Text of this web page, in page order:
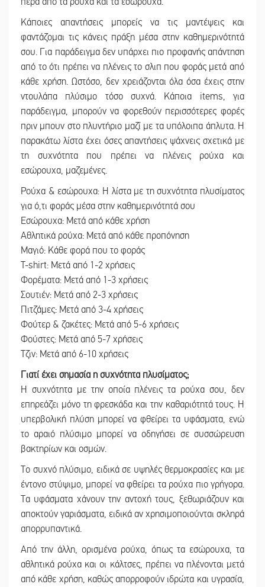
Κάποιες απαντήσεις μπορείς να τις μαντέψεις και
φαντάζομαι τις κάνεις πράξη μέσα στην καθημερινότητά
σου. Για παράδειγμα δεν υπάρχει πιο προφανής απάντηση
από το ότι πρέπει να πλένεις το σλιπ που φοράς μετά από
κάθε χρήση. Ωστόσο, δεν χρειάζονται όλα όσα έχεις στην
ντουλάπα πλύσιμο τόσο συχνά. Κάποια items, για
παράδειγμα, μπορούν να φορεθούν περισσότερες φορές
πριν μπουν στο πλυντήριο μαζί με τα υπόλοιπα άπλυτα. Η
παρακάτω λίστα έχει όσες απαντήσεις ψάχνεις σχετικά με
τη συχνότητα που πρέπει να πλένεις ρούχα και
εσώρουχα, μαζεμένες.
Ρούχα & εσώρουχα: Η λίστα με τη συχνότητα πλυσίματος
για ό,τι φοράς μέσα στην καθημερινότητά σου
Εσώρουχα: Μετά από κάθε χρήση
Αθλητικά ρούχα: Μετά από κάθε προπόνηση
Μαγιό: Κάθε φορά που το φοράς
T-shirt: Μετά από 1-2 χρήσεις
Φορέματα: Μετά από 1-3 χρήσεις
Σουτιέν: Μετά από 2-3 χρήσεις
Πιτζάμες: Μετά από 3-4 χρήσεις
Φούτερ & ζακέτες: Μετά από 5-6 χρήσεις
Φούστες: Μετά από 5-7 χρήσεις
Τζιν: Μετά από 6-10 χρήσεις
Γιατί έχει σημασία η συχνότητα πλυσίματος;
Η συχνότητα με την οποία πλένεις τα ρούχα σου, δεν
επηρεάζει μόνο τη φρεσκάδα και την καθαριότητά τους. Η
υπερβολική πλύση μπορεί να φθείρει τα υφάσματα, ενώ
το αραιό πλύσιμο μπορεί να οδηγήσει σε συσσώρευση
βακτηρίων και οσμών.
Το συχνό πλύσιμο, ειδικά σε υψηλές θερμοκρασίες και με
έντονο στύψιμο, μπορεί να φθείρει τα ρούχα πιο γρήγορα.
Τα υφάσματα χάνουν την αντοχή τους, ξεθωριάζουν και
αποκτούν γαριάσματα, ειδικά αν χρησιμοποιούνται σκληρά
απορρυπαντικά.
Από την άλλη, ορισμένα ρούχα, όπως τα εσώρουχα, τα
αθλητικά ρούχα και οι κάλτσες, πρέπει να πλένονται μετά
από κάθε χρήση, καθώς απορροφούν ιδρώτα και υγρασία,